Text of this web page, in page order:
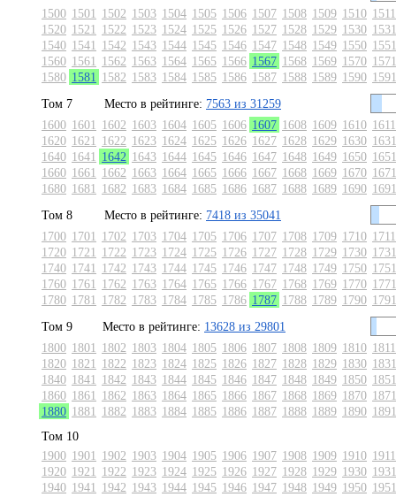
1500 1501 1502 1503 1504 1505 1506 1507 1508 1509 1510 1511
1520 1521 1522 1523 1524 1525 1526 1527 1528 1529 1530 1531
1540 1541 1542 1543 1544 1545 1546 1547 1548 1549 1550 1551
1560 1561 1562 1563 1564 1565 1566 1567 1568 1569 1570 1571
1580 1581 1582 1583 1584 1585 1586 1587 1588 1589 1590 1591
Том 7
Место в рейтинге: 7563 из 31259
1600 1601 1602 1603 1604 1605 1606 1607 1608 1609 1610 1611
1620 1621 1622 1623 1624 1625 1626 1627 1628 1629 1630 1631
1640 1641 1642 1643 1644 1645 1646 1647 1648 1649 1650 1651
1660 1661 1662 1663 1664 1665 1666 1667 1668 1669 1670 1671
1680 1681 1682 1683 1684 1685 1686 1687 1688 1689 1690 1691
Том 8
Место в рейтинге: 7418 из 35041
1700 1701 1702 1703 1704 1705 1706 1707 1708 1709 1710 1711
1720 1721 1722 1723 1724 1725 1726 1727 1728 1729 1730 1731
1740 1741 1742 1743 1744 1745 1746 1747 1748 1749 1750 1751
1760 1761 1762 1763 1764 1765 1766 1767 1768 1769 1770 1771
1780 1781 1782 1783 1784 1785 1786 1787 1788 1789 1790 1791
Том 9
Место в рейтинге: 13628 из 29801
1800 1801 1802 1803 1804 1805 1806 1807 1808 1809 1810 1811
1820 1821 1822 1823 1824 1825 1826 1827 1828 1829 1830 1831
1840 1841 1842 1843 1844 1845 1846 1847 1848 1849 1850 1851
1860 1861 1862 1863 1864 1865 1866 1867 1868 1869 1870 1871
1880 1881 1882 1883 1884 1885 1886 1887 1888 1889 1890 1891
Том 10
1900 1901 1902 1903 1904 1905 1906 1907 1908 1909 1910 1911
1920 1921 1922 1923 1924 1925 1926 1927 1928 1929 1930 1931
1940 1941 1942 1943 1944 1945 1946 1947 1948 1949 1950 1951